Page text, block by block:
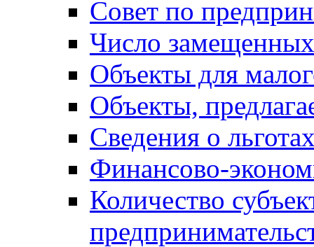
Совет по
Число
Объекты для
Объекты,
Сведения о
Финансово-
Количество